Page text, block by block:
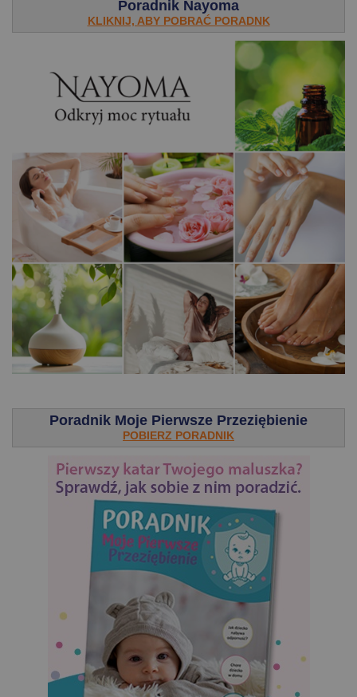
Poradnik Nayoma
KLIKNIJ, ABY POBRAĆ PORADNK
Poradnik Moje Pierwsze Przeziębienie
POBIERZ PORADNIK